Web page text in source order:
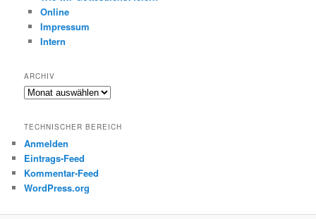
Online
Impressum
Intern
ARCHIV
Archiv
TECHNISCHER BEREICH
Anmelden
Eintrags-Feed
Kommentar-Feed
WordPress.org